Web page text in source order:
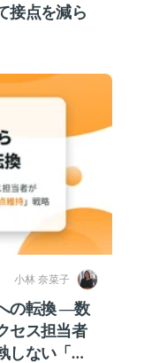
接点を減ら
小林 奈菜子
の転換 ―数
セス担当者
しない「接